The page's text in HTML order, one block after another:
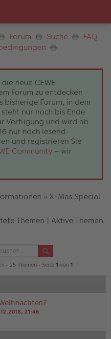
Forum Suche
FAQ
neue CEWE
Forum zu entdecken
bisherige Forum, in dem
nur noch bis Ende
Verfügung und wird ab
nur noch lesend
und registrieren Sie
Community – wir
» X-Mas Special
Themen | Aktive Themen
• 25 Themen • Seite 1 von 1
21:46